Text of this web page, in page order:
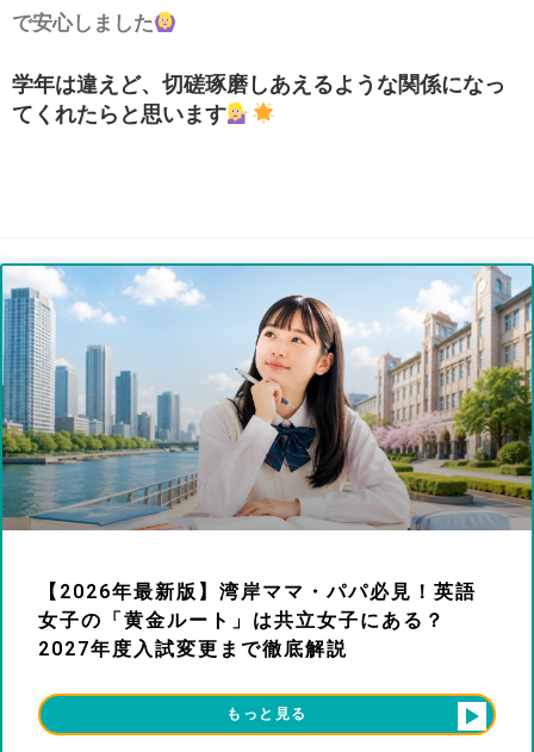
で安心しました
学年は違えど、切磋琢磨しあえるような関係になっ
てくれたらと思います
【2026年最新版】湾岸ママ・パパ必見！英語
女子の「黄金ルート」は共立女子にある？
2027年度入試変更まで徹底解説
もっと見る